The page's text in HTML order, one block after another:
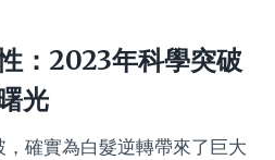
：2023年科學突破
光
確實為白髮逆轉帶來了巨大